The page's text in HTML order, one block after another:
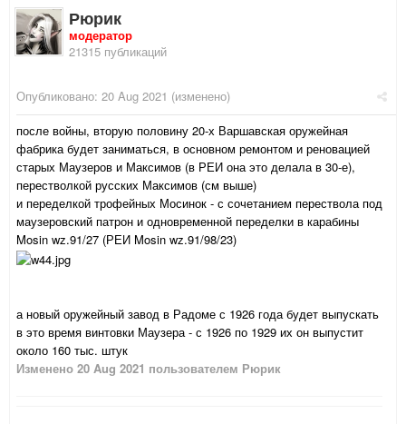
Рюрик
модератор
21315 публикаций
Опубликовано: 20 Aug 2021 (изменено)
после войны, вторую половину 20-х Варшавская оружейная
фабрика будет заниматься, в основном ремонтом и реновацией
старых Маузеров и Максимов (в РЕИ она это делала в 30-е),
перестволкой русских Максимов (см выше)
и переделкой трофейных Мосинок - с сочетанием перествола под
маузеровский патрон и одновременной переделки в карабины
Mosin wz.91/27 (РЕИ Mosin wz.91/98/23)
а новый оружейный завод в Радоме с 1926 года будет выпускать
в это время винтовки Маузера - с 1926 по 1929 их он выпустит
около 160 тыс. штук
Изменено 20 Aug 2021 пользователем Рюрик